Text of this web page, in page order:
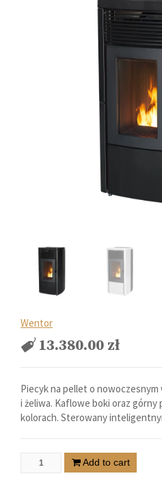
Wentor
13.380.00 zł
Piecyk na pellet o
i żeliwa. Kaflowe boki oraz górny
kolorach. Sterowany
Add to cart